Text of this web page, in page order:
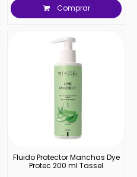
Comprar
Fluido Protector Manchas Dye
Protec 200 ml Tassel